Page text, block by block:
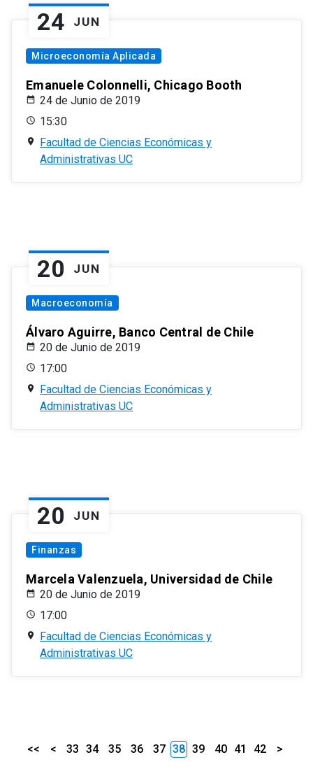
24 JUN
Microeconomía Aplicada
Emanuele Colonnelli, Chicago Booth
24 de Junio de 2019
15:30
Facultad de Ciencias Económicas y
Administrativas UC
20 JUN
Macroeconomía
Álvaro Aguirre, Banco Central de Chile
20 de Junio de 2019
17:00
Facultad de Ciencias Económicas y
Administrativas UC
20 JUN
Finanzas
Marcela Valenzuela, Universidad de Chile
20 de Junio de 2019
17:00
Facultad de Ciencias Económicas y
Administrativas UC
<< < 33 34 35 36 37 38 39 40 41 42 >